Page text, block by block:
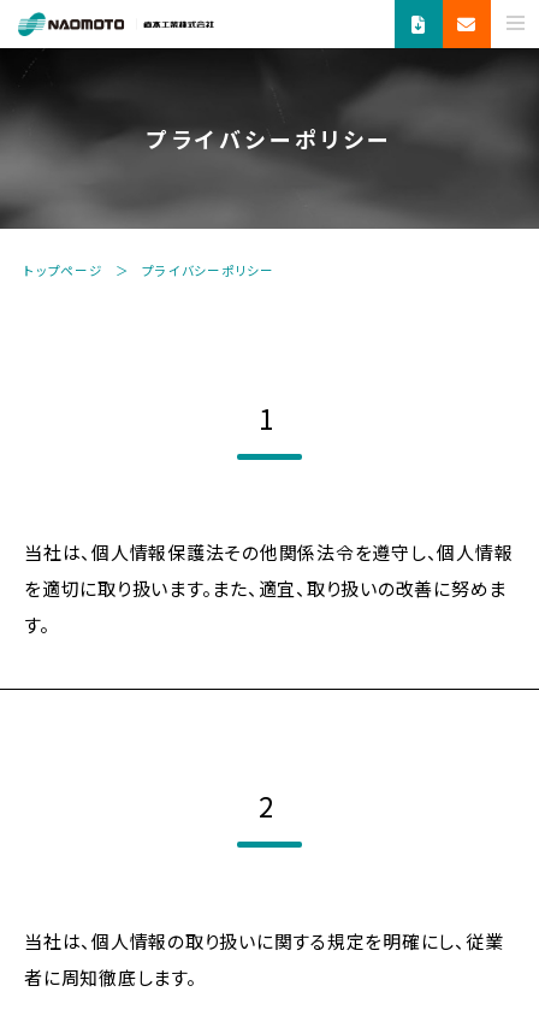
ス
チ
し
い
洗
浄
機
器
製
プライバシーポリシー
トップページ プライバシーポリシー
1
当社は、個人情報保護法その他関係法令を遵守し、個人情報
を適切に取り扱います。また、適宜、取り扱いの改善に努めま
す。
2
当社は、個人情報の取り扱いに関する規定を明確にし、従業
者に周知徹底します。